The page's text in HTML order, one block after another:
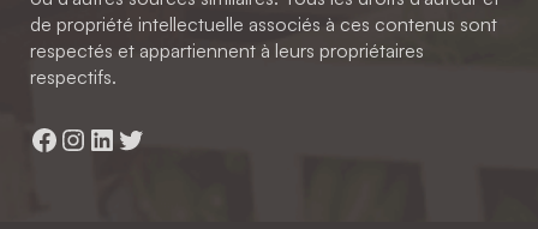
de propriété intellectuelle associés à ces contenus sont
respectés et appartiennent à leurs propriétaires
respectifs.
Facebook
Instagram
LinkedIn
Twitter